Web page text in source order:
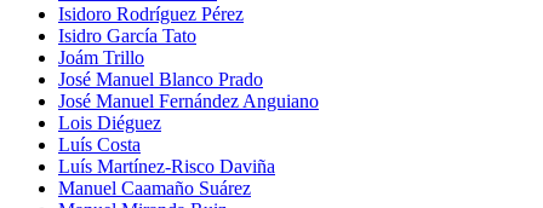
Isidoro Rodríguez Pérez
Isidro García Tato
Joám Trillo
José Manuel Blanco Prado
José Manuel Fernández Anguiano
Lois Diéguez
Luís Costa
Luís Martínez-Risco Daviña
Manuel Caamaño Suárez